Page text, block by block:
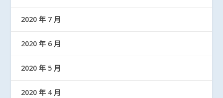
2020 年 7 月
2020 年 6 月
2020 年 5 月
2020 年 4 月